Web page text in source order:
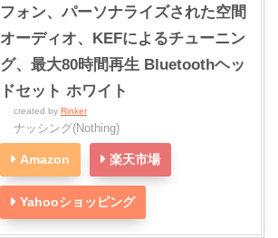
フォン、パーソナライズされた空間
オーディオ、KEFによるチューニン
グ、最大80時間再生 Bluetoothヘッ
ドセット ホワイト
created by Rinker
ナッシング(Nothing)
Amazon 楽天市場
Yahooショッピング